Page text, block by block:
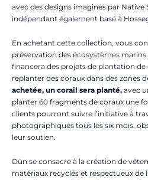
avec des designs imaginés par
indépendant également basé à
En achetant cette collection, vous
préservation des écosystèmes
financera des projets de plantation
replanter des coraux dans des zones
achetée, un corail sera planté, avec
planter 60 fragments de coraux une
clients pourront suivre l’initiative à
photographiques tous les six mois,
leur soutien.
Dùn se consacre à la création de
matériaux recyclés et respectueux de